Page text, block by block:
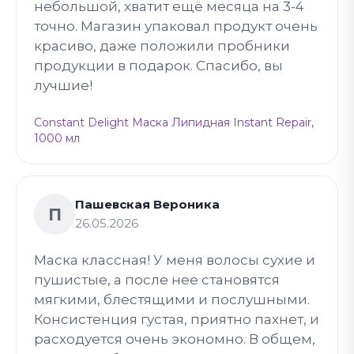
небольшой, хватит ещё месяца на 3-4
точно. Магазин упаковал продукт очень
красиво, даже положили пробники
продукции в подарок. Спасибо, вы
лучшие!
Constant Delight Маска Липидная Instant Repair,
1000 мл
П
Пашевская Вероника
26.05.2026
Маска классная! У меня волосы сухие и
пушистые, а после нее становятся
мягкими, блестящими и послушными.
Консистенция густая, приятно пахнет, и
расходуется очень экономно. В общем,